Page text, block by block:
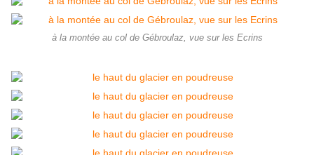
à la montée au col de Gébroulaz, vue sur les Ecrins